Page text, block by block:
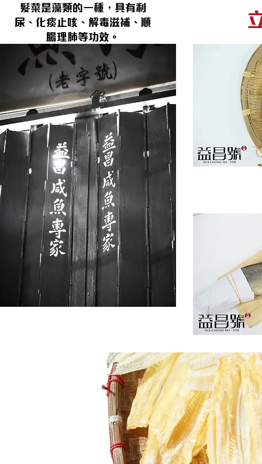
髮菜是藻類的一種，具有利
尿、化痰止咳、解毒滋補、順
腸理肺等功效。
煮法：用作滾湯和炆餸等